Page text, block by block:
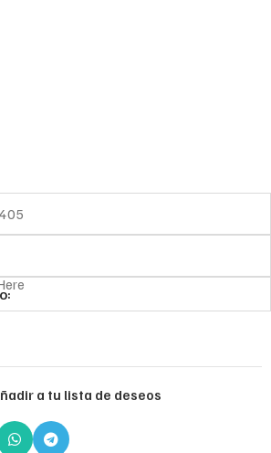
a tu lista de deseos